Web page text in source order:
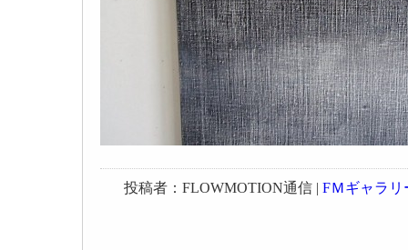
投稿者：FLOWMOTION通信 | FＭギャラリ